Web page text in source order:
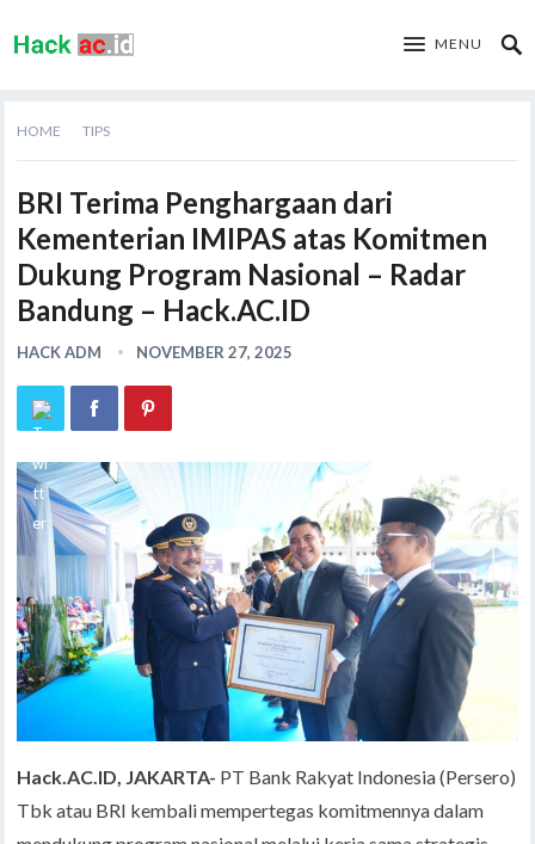
MENU
HOME TIPS
BRI Terima Penghargaan dari
Kementerian IMIPAS atas Komitmen
Dukung Program Nasional – Radar
Bandung – Hack.AC.ID
HACK ADM NOVEMBER 27, 2025
Hack.AC.ID, JAKARTA- PT Bank Rakyat Indonesia (Persero)
Tbk atau BRI kembali mempertegas komitmennya dalam